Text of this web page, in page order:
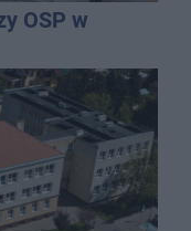
OSP w